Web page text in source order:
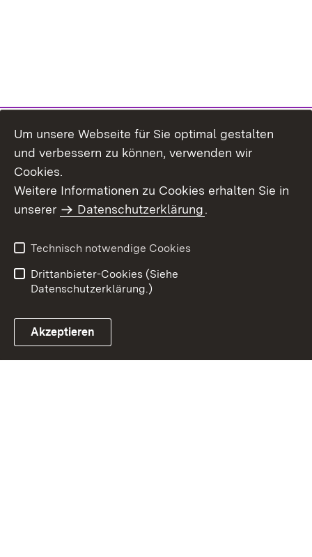
Um unsere Webseite für Sie optimal gestalten
und verbessern zu können, verwenden wir
Cookies.
Weitere Informationen zu Cookies erhalten Sie in
unserer
Datenschutzerklärung.
Technisch notwendige Cookies
Drittanbieter-Cookies (Siehe
Datenschutzerklärung.)
Akzeptieren